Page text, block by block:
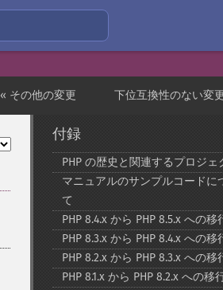
下位互換性のない変
« その他の変更
付録
PHP の歴史と関連するプロジェ
マニュアルのサンプルコードに
て
PHP 8.4.x から PHP 8.5.x への移
PHP 8.3.x から PHP 8.4.x への移
PHP 8.2.x から PHP 8.3.x への移
PHP 8.1.x から PHP 8.2.x への移